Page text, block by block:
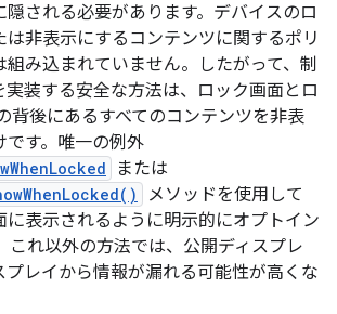
隠される必要があります。デバイスのロ
は非表示にするコンテンツに関するポリ
組み込まれていません。したがって、制
実装する安全な方法は、ロック画面とロ
背後にあるすべてのコンテンツを非表
です。唯一の例外
または
メソッドを使用して
に表示されるように明示的にオプトイン
これ以外の方法では、公開ディスプレ
プレイから情報が漏れる可能性が高くな